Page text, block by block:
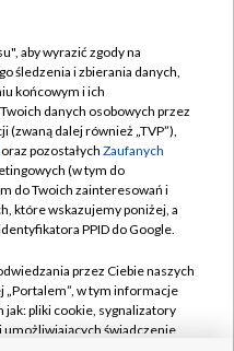
TVP
aby wyrazić zgody na
śledzenia i zbierania danych,
końcowym i ich
danych osobowych przez
(zwaną dalej również „TVP”),
oraz pozostałych Zaufanych
(w tym do
do Twoich zainteresowań i
które wskazujemy poniżej, a
PPID do Google.
przez Ciebie naszych
„Portalem”, w tym informacje
jak: pliki cookie, sygnalizatory
świadczenie